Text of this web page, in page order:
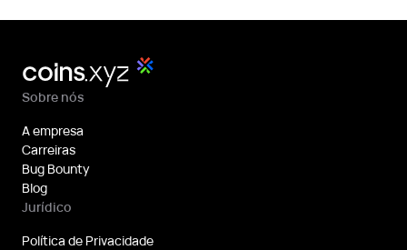
Sobre nós
A empresa
Carreiras
Bug Bounty
Blog
Jurídico
Política de Privacidade